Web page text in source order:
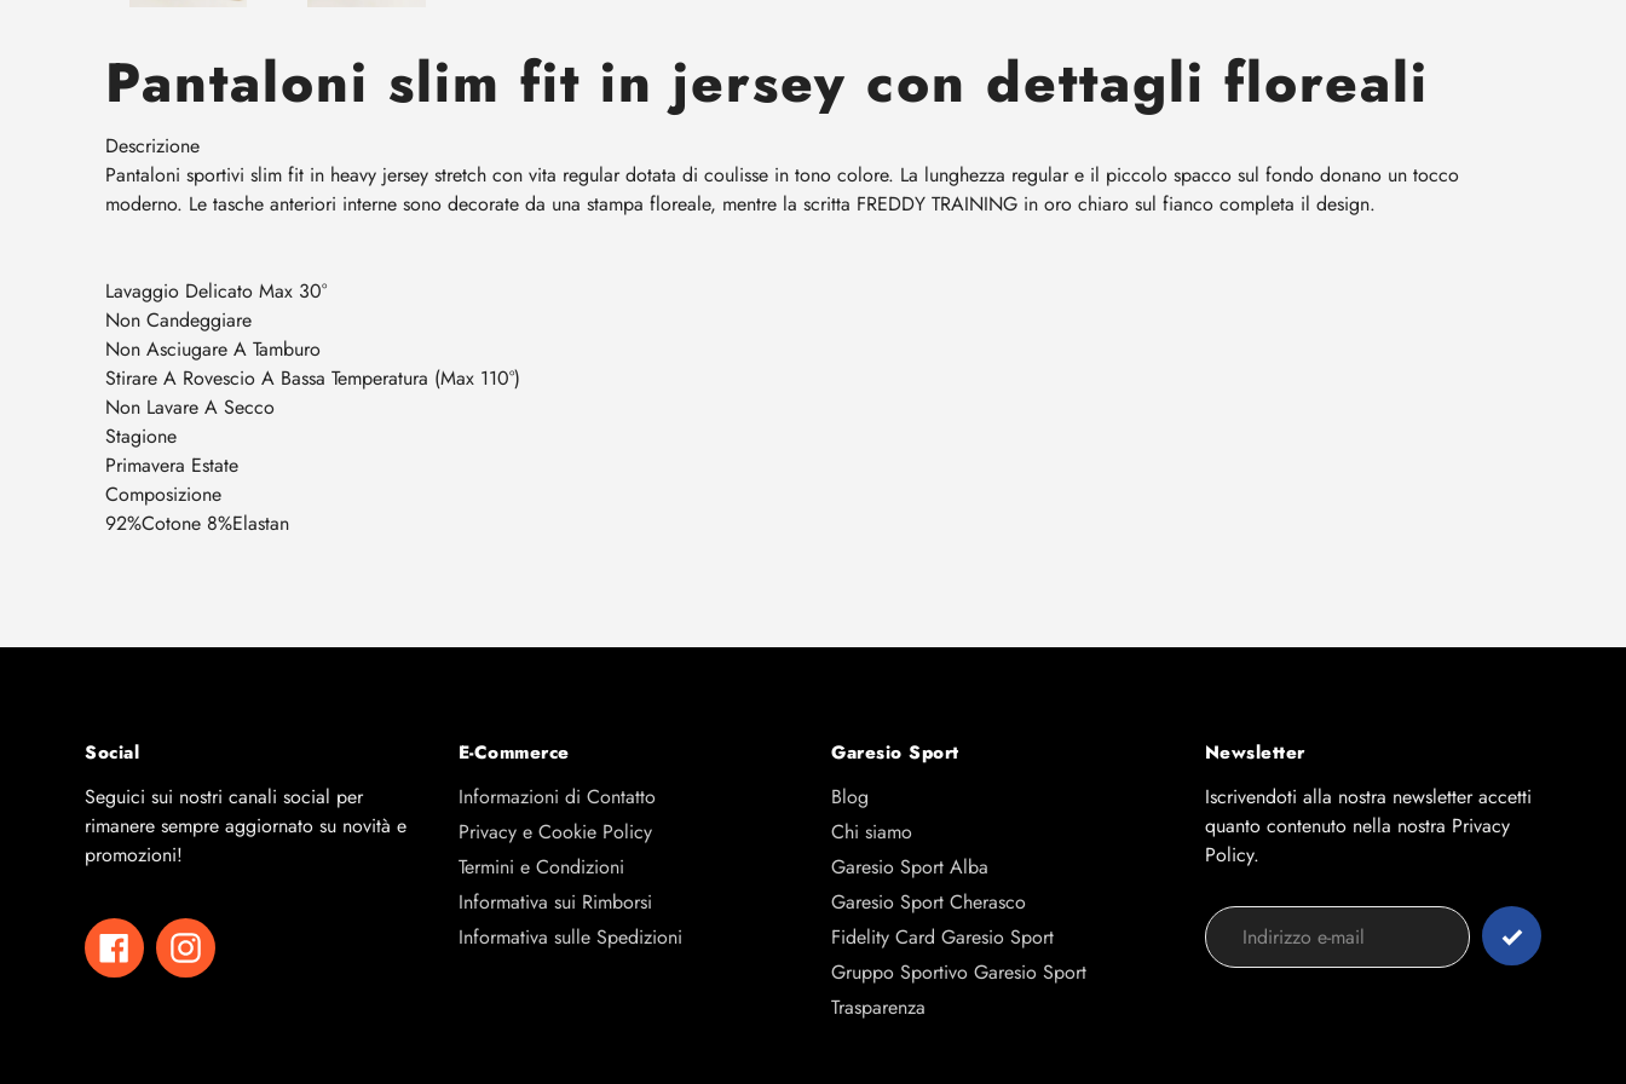
Pantaloni slim fit in jersey con dettagli floreali
Descrizione
Pantaloni sportivi slim fit in heavy jersey stretch con vita regular dotata di coulisse in tono colore. La lunghezza regular e il piccolo spacco sul fondo donano un tocco
moderno. Le tasche anteriori interne sono decorate da una stampa floreale, mentre la scritta FREDDY TRAINING in oro chiaro sul fianco completa il design.
Lavaggio Delicato Max 30°
Non Candeggiare
Non Asciugare A Tamburo
Stirare A Rovescio A Bassa Temperatura (Max 110°)
Non Lavare A Secco
Stagione
Primavera Estate
Composizione
92%Cotone 8%Elastan
Social
Seguici sui nostri canali social per
rimanere sempre aggiornato su novità e
promozioni!
FacebookInstagram
E-Commerce
Informazioni di Contatto
Privacy e Cookie Policy
Termini e Condizioni
Informativa sui Rimborsi
Informativa sulle Spedizioni
Garesio Sport
Blog
Chi siamo
Garesio Sport Alba
Garesio Sport Cherasco
Fidelity Card Garesio Sport
Gruppo Sportivo Garesio Sport
Trasparenza
Newsletter
Iscrivendoti alla nostra newsletter accetti
quanto contenuto nella nostra Privacy
Policy.